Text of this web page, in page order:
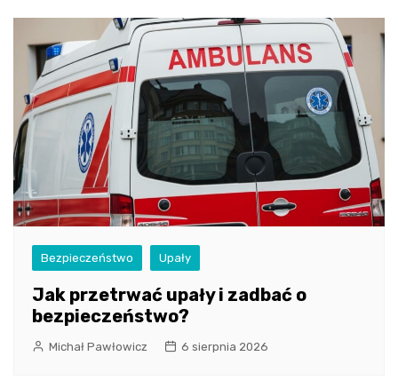
Bezpieczeństwo Upały
Jak przetrwać upały i zadbać o
bezpieczeństwo?
Michał Pawłowicz 6 sierpnia 2026